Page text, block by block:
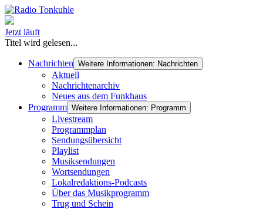
Jetzt läuft
Titel wird gelesen...
Nachrichten Weitere Informationen: Nachrichten
Aktuell
Nachrichtenarchiv
Neues aus dem Funkhaus
Programm Weitere Informationen: Programm
Livestream
Programmplan
Sendungsübersicht
Playlist
Musiksendungen
Wortsendungen
Lokalredaktions-Podcasts
Über das Musikprogramm
Trug und Schein